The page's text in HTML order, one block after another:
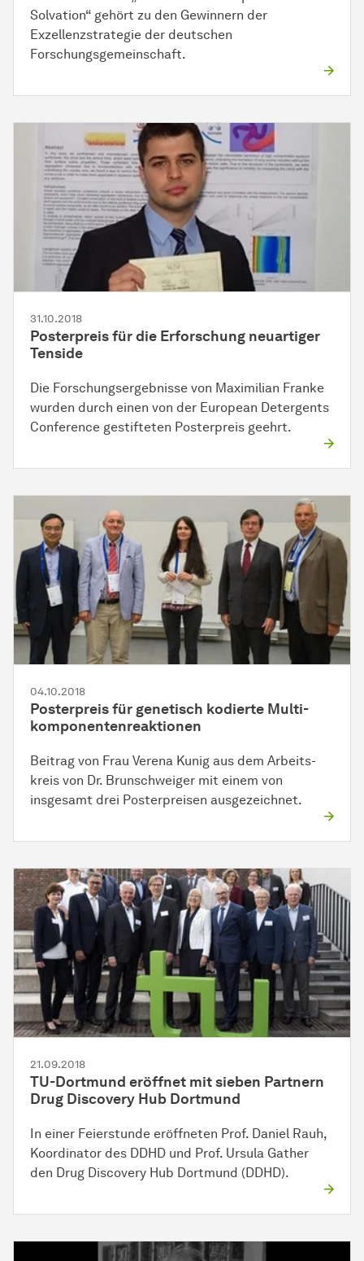
Solvation“ gehört zu den Gewinnern der
Exzellenzstrategie der deutschen
Forschungsgemeinschaft.
31.10.2018
Posterpreis für die Er­for­schung neuartiger
Ten­si­de
Die Forschungsergebnisse von Maximilian Franke
wurden durch einen von der European Detergents
Conference gestifteten Posterpreis geehrt.
04.10.2018
Posterpreis für genetisch kodierte Mul­ti­
kom­po­nen­ten­re­ak­tio­nen
Beitrag von Frau Verena Kunig aus dem Ar­beits­
kreis von Dr. Brun­schwei­ger mit einem von
insgesamt drei Posterpreisen ausgezeichnet.
21.09.2018
TU-Dortmund eröffnet mit sieben Partnern
Drug Discovery Hub Dortmund
In einer Feierstunde eröffneten Prof. Daniel Rauh,
Koordinator des DDHD und Prof. Ursula Gather
den Drug Discovery Hub Dortmund (DDHD).